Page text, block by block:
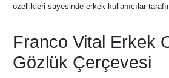
özellikleri sayesinde erkek kullanıcılar
Franco Vital Erkek
Gözlük Çerçevesi